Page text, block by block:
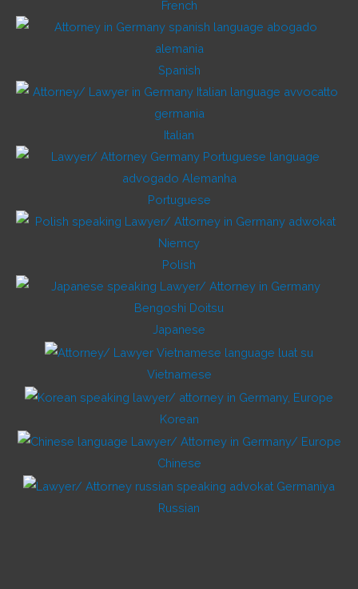
French
Spanish
Italian
Portuguese
Polish
Japanese
Vietnamese
Korean
Chinese
Russian